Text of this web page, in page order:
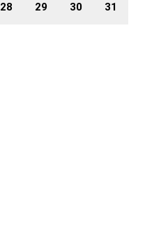
28 29 30 31